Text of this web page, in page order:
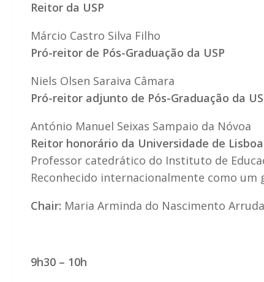
Reitor da USP
Márcio Castro Silva Filho
Pró-reitor de Pós-Graduação da USP
Niels Olsen Saraiva Câmara
Pró-reitor adjunto de Pós-Graduação da
António Manuel Seixas Sampaio da Nóvoa
Reitor honorário da Universidade de Lisboa
Professor catedrático do Instituto de
Reconhecido internacionalmente como um
Chair: Maria Arminda do Nascimento
9h30 – 10h